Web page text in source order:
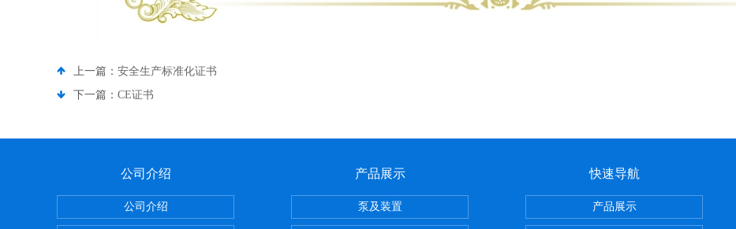
上一篇： 安全生产标准化证书
下一篇： CE证书
公司介绍
公司介绍
产品展示
泵及装置
快速导航
产品展示